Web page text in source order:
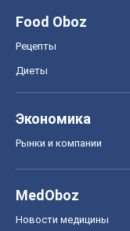
Food Oboz
Рецепты
Диеты
Экономика
Рынки и компании
MedOboz
Новости медицины